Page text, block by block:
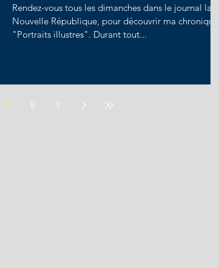
Rendez-vous tous les dimanches dans le journal la
Nouvelle République, pour découvrir ma chronique
"Portraits illustres". Durant tout...
7 8 9